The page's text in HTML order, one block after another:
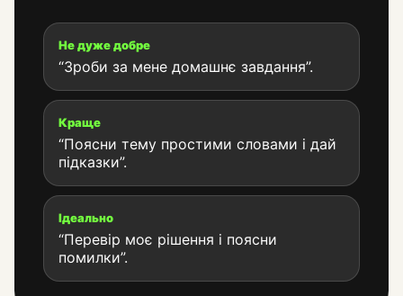
Не дуже добре
“Зроби за мене домашнє завдання”.
Краще
“Поясни тему простими словами і дай
підказки”.
Ідеально
“Перевір моє рішення і поясни
помилки”.